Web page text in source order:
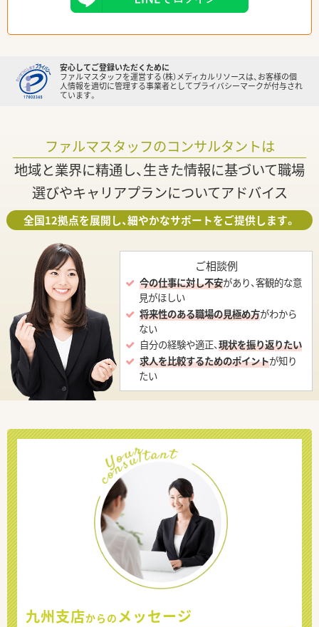
安心してご登録いただくために
ファルマスタッフを運営する（株）メディカルリソースは、お客様の個
人情報を適切に管理する事業者としてプライバシーマークが付与され
ています。
ファルマスタッフのコンサルタントは
地域と業界に精通し、生きた情報に基づいて職場
選びやキャリアプランについてアドバイス
全国12拠点を展開し、細やかなサポートをご提供します。
ご相談例
今の仕事に対し不安があり、客観的な意
見がほしい
将来性のある職場の見極め方がわから
ない
自分の経験や適正、現状を振り返りたい
求人を比較するためのポイントが知り
たい
九州支店からの メッセージ